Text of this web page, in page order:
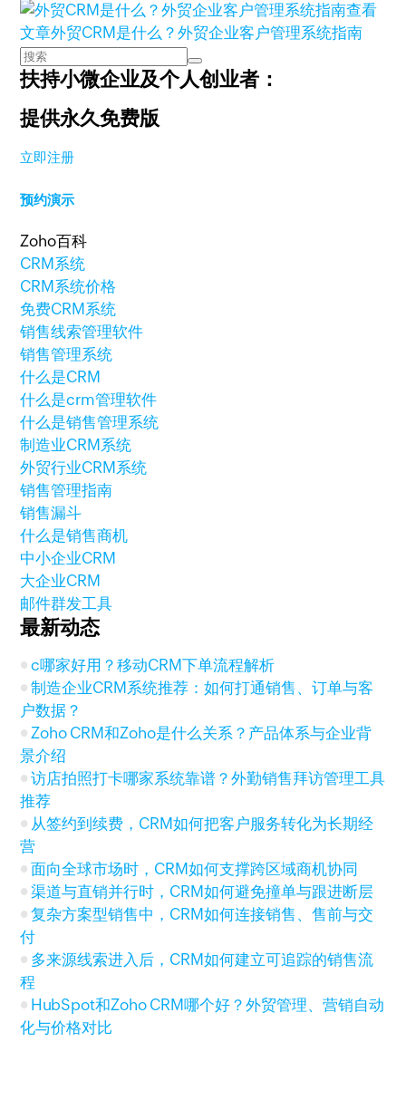
查看
文章外贸CRM是什么？外贸企业客户管理系统指南
扶持小微企业及个人创业者：
提供永久免费版
立即注册
预约演示
Zoho百科
CRM系统
CRM系统价格
免费CRM系统
销售线索管理软件
销售管理系统
什么是CRM
什么是crm管理软件
什么是销售管理系统
制造业CRM系统
外贸行业CRM系统
销售管理指南
销售漏斗
什么是销售商机
中小企业CRM
大企业CRM
邮件群发工具
最新动态
c哪家好用？移动CRM下单流程解析
制造企业CRM系统推荐：如何打通销售、订单与客
户数据？
Zoho CRM和Zoho是什么关系？产品体系与企业背
景介绍
访店拍照打卡哪家系统靠谱？外勤销售拜访管理工具
推荐
从签约到续费，CRM如何把客户服务转化为长期经
营
面向全球市场时，CRM如何支撑跨区域商机协同
渠道与直销并行时，CRM如何避免撞单与跟进断层
复杂方案型销售中，CRM如何连接销售、售前与交
付
多来源线索进入后，CRM如何建立可追踪的销售流
程
HubSpot和Zoho CRM哪个好？外贸管理、营销自动
化与价格对比